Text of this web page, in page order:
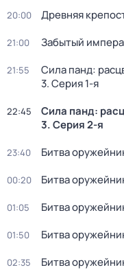
20:00 Древняя
21:00 Забытый
21:55 Сила панд:
3. Серия 1-я
22:45 Сила панд:
3. Серия 2-я
23:40 Битва
00:20 Битва
01:05 Битва
01:50 Битва
02:35 Битва